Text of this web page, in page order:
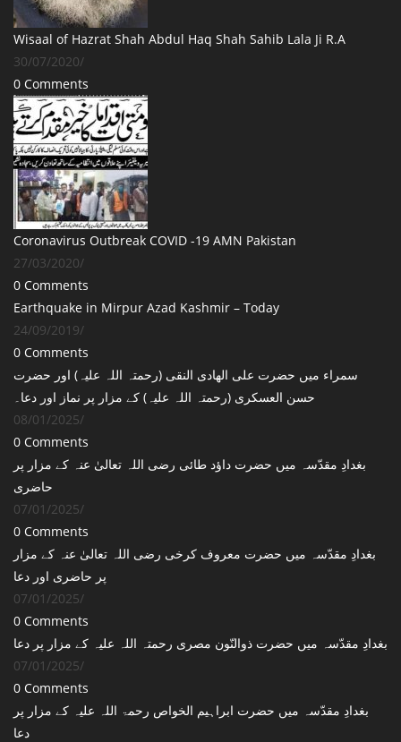
Wisaal of Hazrat Shah Abdul Haq Shah Sahib Lala Ji R.A
30/07/2020/
0 Comments
Coronavirus Outbreak COVID -19 AMN Pakistan
27/03/2020/
0 Comments
Earthquake in Mirpur Azad Kashmir – Today
24/09/2019/
0 Comments
سمراء میں حضرت علی الھادی النقی (رحمتہ اللہ علیہ) اور حضرت
حسن العسکری (رحمتہ اللہ علیہ) کے مزار پر نماز اور دعا۔
08/01/2025/
0 Comments
بغدادِ مقدّسہ میں حضرت داؤد طائی رضی اللہ تعالیٰ عنہ کے مزار پر
حاضری
07/01/2025/
0 Comments
بغدادِ مقدّسہ میں حضرت معروف کرخی رضی اللہ تعالیٰ عنہ کے مزار
پر حاضری اور دعا
07/01/2025/
0 Comments
بغدادِ مقدّسہ میں حضرت ذوالنّون مصری رحمتہ اللہ علیہ کے مزار پر دعا
07/01/2025/
0 Comments
بغدادِ مقدّسہ میں حضرت ابراہیم الخواص رحمۃ اللہ علیہ کے مزار پر
دعا